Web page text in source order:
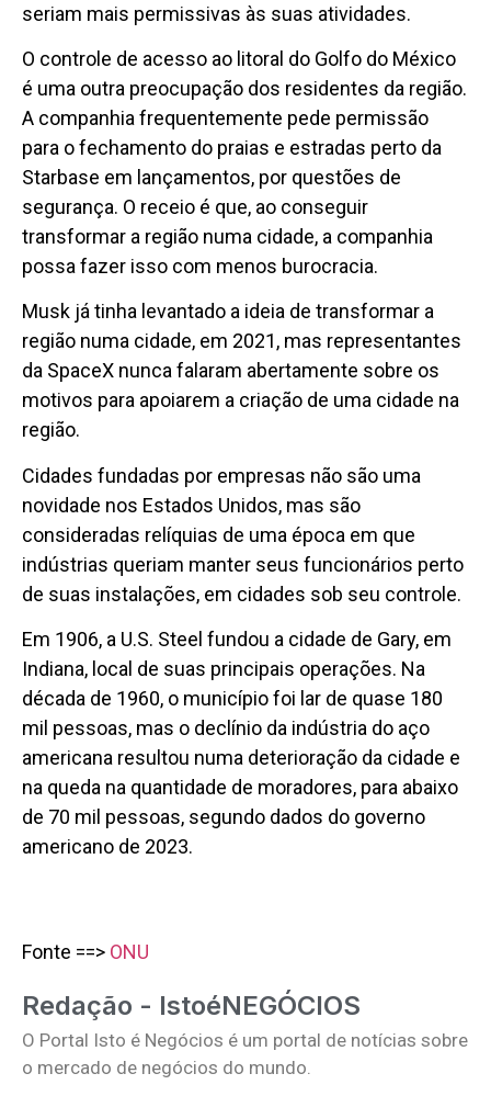
seriam mais permissivas às suas atividades.
O controle de acesso ao litoral do Golfo do México
é uma outra preocupação dos residentes da região.
A companhia frequentemente pede permissão
para o fechamento do praias e estradas perto da
Starbase em lançamentos, por questões de
segurança. O receio é que, ao conseguir
transformar a região numa cidade, a companhia
possa fazer isso com menos burocracia.
Musk já tinha levantado a ideia de transformar a
região numa cidade, em 2021, mas representantes
da SpaceX nunca falaram abertamente sobre os
motivos para apoiarem a criação de uma cidade na
região.
Cidades fundadas por empresas não são uma
novidade nos Estados Unidos, mas são
consideradas relíquias de uma época em que
indústrias queriam manter seus funcionários perto
de suas instalações, em cidades sob seu controle.
Em 1906, a U.S. Steel fundou a cidade de Gary, em
Indiana, local de suas principais operações. Na
década de 1960, o município foi lar de quase 180
mil pessoas, mas o declínio da indústria do aço
americana resultou numa deterioração da cidade e
na queda na quantidade de moradores, para abaixo
de 70 mil pessoas, segundo dados do governo
americano de 2023.
Fonte ==> ONU
Redação - IstoéNEGÓCIOS
O Portal Isto é Negócios é um portal de notícias sobre
o mercado de negócios do mundo.